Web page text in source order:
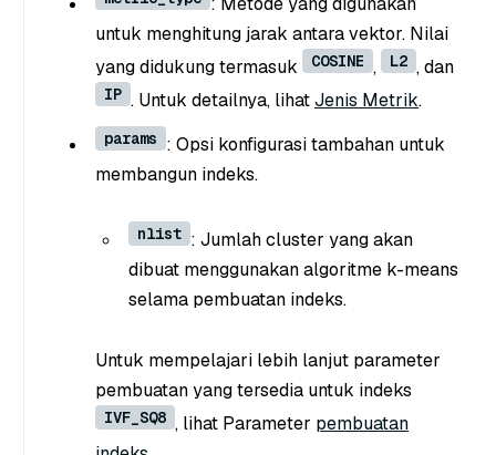
untuk menghitung jarak antara vektor. Nilai
yang didukung termasuk
COSINE , L2 , dan
IP . Untuk detailnya, lihatJenis Metrik.
params : Opsi konfigurasi tambahan untuk
membangun indeks.
nlist : Jumlah cluster yang akan
dibuat menggunakan algoritme k-means
selama pembuatan indeks.
Untuk mempelajari lebih lanjut parameter
pembuatan yang tersedia untuk indeks
IVF_SQ8 , lihat Parameter pembuatan